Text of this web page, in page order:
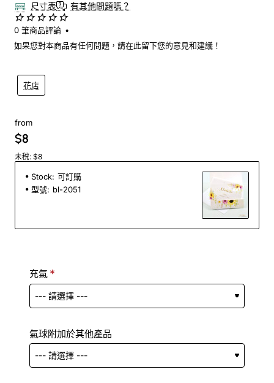
尺寸表 有其他問題嗎？
花店
0 筆商品評論 •
如果您對本商品有任何問題，請在此留下您的意見和建議！
from
$8
未稅: $8
Stock: 可訂購
型號: bl-2051
充氣
氣球附加於其他產品